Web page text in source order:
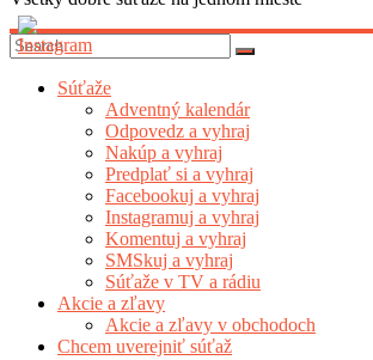
Súťaže
Adventný kalendár
Odpovedz a vyhraj
Nakúp a vyhraj
Predplať si a vyhraj
Facebookuj a vyhraj
Instagramuj a vyhraj
Komentuj a vyhraj
SMSkuj a vyhraj
Súťaže v TV a rádiu
Akcie a zľavy
Akcie a zľavy v obchodoch
Chcem uverejniť súťaž